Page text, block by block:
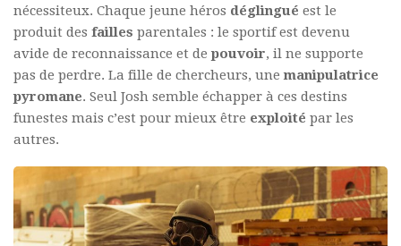
nécessiteux. Chaque jeune héros déglingué est le
produit des failles parentales : le sportif est devenu
avide de reconnaissance et de pouvoir, il ne supporte
pas de perdre. La fille de chercheurs, unemanipulatrice
pyromane. Seul Josh semble échapper à ces destins
funestes mais c’est pour mieux être exploité par les
autres.